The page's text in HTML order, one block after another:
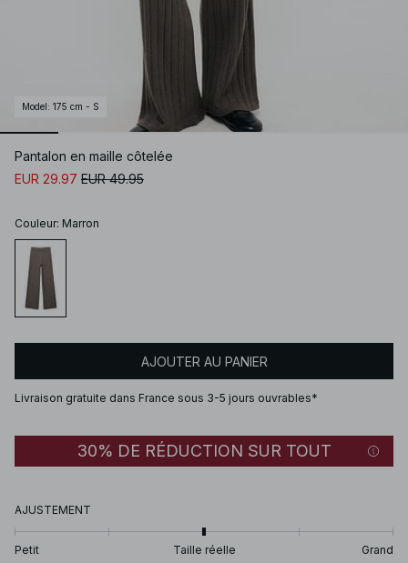
Model : 175 cm - S
Pantalon en maille côtelée
EUR 29.97 EUR 49.95
Couleur: Marron
AJOUTER AU PANIER
Livraison gratuite dans France sous 3-5 jours ouvrables*
30% DE RÉDUCTION SUR TOUT
AJUSTEMENT
Petit Taille réelle Grand